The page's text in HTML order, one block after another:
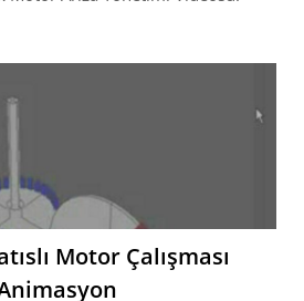
Motor Çalışması